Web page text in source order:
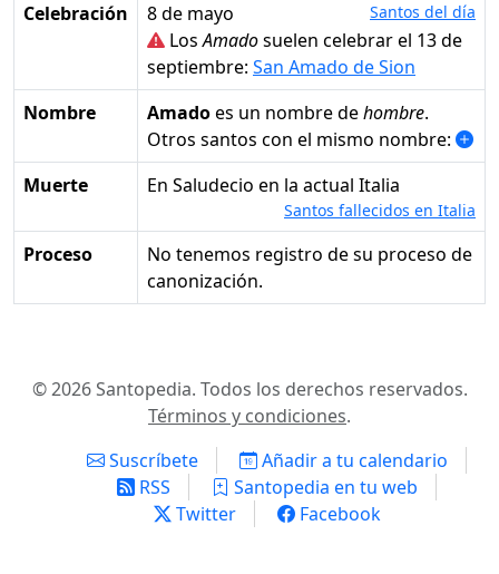
Celebración 8 de mayo Santos del día
LosAmadosuelen celebrar el 13 de
septiembre: San Amado de Sion
Nombre
Amadoes un nombre dehombre.
Otros santos con el mismo nombre:
Muerte
en Saludecio en la actual Italia
Santos fallecidos en Italia
Proceso
No tenemos registro de su proceso de
canonización.
© 2026 Santopedia. Todos los derechos reservados.
Términos y condiciones.
Suscríbete
Añadir a tu calendario
RSS
Santopedia en tu web
Twitter
Facebook